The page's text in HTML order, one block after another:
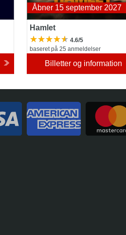
Åbner 15 september 2027
Hamlet
4.6/5
baseret på 25 anmeldelser
Billetter og information